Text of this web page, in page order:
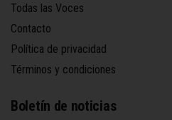
Todas las Voces
Contacto
Política de privacidad
Términos y condiciones
Boletín de noticias